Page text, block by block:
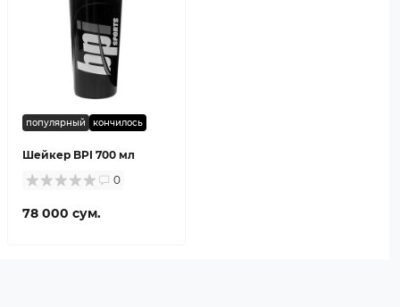
популярный кончилось
Шейкер BPI 700 мл
0
78 000 сум.